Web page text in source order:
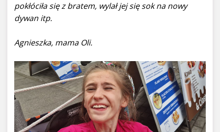
pokłóciła się z bratem, wylał jej się sok na nowy
dywan itp.
Agnieszka, mama Oli.